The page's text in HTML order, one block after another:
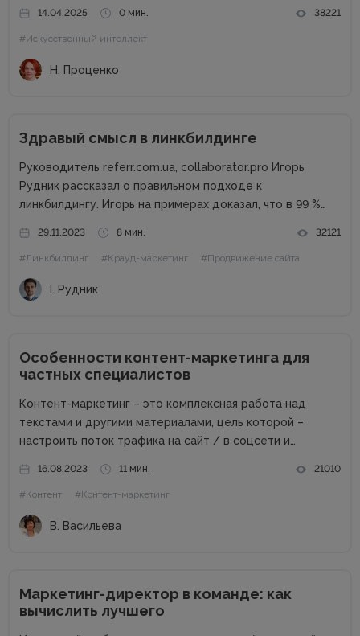
14.04.2025 0 мин. 38221
#Искусственный интеллект
Н. Проценко
Здравый смысл в линкбилдинге
Руководитель referr.com.ua, collaborator.pro Игорь
Рудник рассказал о правильном подходе к
линкбилдингу. Игорь на примерах доказал, что в 99 %
Сайты можно продвигать множеством способов, среди
которых есть и PBN. При этом PBN разделяются...
29.11.2023 8 мин. 32121
#Линкбилдинг #Крауд-маркетинг #Продвижение сайта
І. Рудник
Особенности контент-маркетинга для
частных специалистов
Контент-маркетинг – это комплексная работа над
текстами и другими материалами, цель которой –
настроить поток трафика на сайт / в соцсети и
маркетинге для компаний в сети много. А вот как быть
частным специалистам, которые...
16.08.2023 11 мин. 21010
#Контент #Контент-маркетинг
В. Васильева
Маркетинг-директор в команде: как
вычислить лучшего